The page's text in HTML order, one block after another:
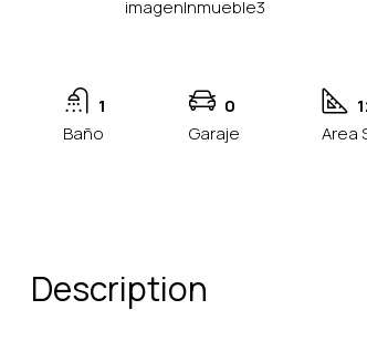
1
Baño
0
Garaje
Area
Description